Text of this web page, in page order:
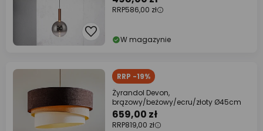
RRP586,00 zł
W magazynie
RRP -19%
Żyrandol Devon,
brązowy/beżowy/ecru/złoty Ø45cm
659,00 zł
RRP819,00 zł